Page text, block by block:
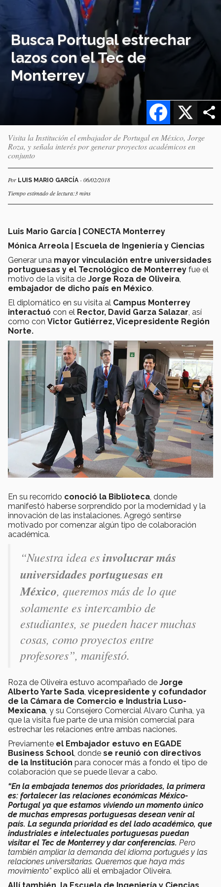
Busca Portugal estrechar
lazos con el Tec de
Monterrey
X
Facebook
Visita la Institución el embajador de Portugal en México, Jorge
Roza, y señala interés por generar proyectos académicos en
conjunto
Por LUIS MARIO GARCÍA - 06/02/2018
Tiempo estimado de lectura:3 mins
Luis Mario García | CONECTA Monterrey
Mónica Arreola | Escuela de Ingeniería y Ciencias
Generar una mayor vinculación entre universidades
portuguesas y el Tecnológico de Monterrey fue el
motivo de la visita de Jorge Roza de Oliveira
embajador de dicho país en México.
El diplomático en su visita al Campus Monterrey
interactuó con el Rector, David Garza Salazar , así
como con Victor Gutiérrez, Vicepresidente Región
Norte.
En su recorrido conoció la Biblioteca, donde
manifestó haberse sorprendido por la modernidad y la
innovación de las instalaciones. Agregó sentirse
motivado por comenzar algún tipo de colaboración
académica.
“Nuestra idea esinvolucrar más
universidades portuguesas en
México, queremos más de lo que
solamente es intercambio de
estudiantes, se pueden hacer muchas
cosas, como proyectos entre
profesores”, manifestó.
Roza de Oliveira estuvo acompañado de Jorge
Alberto Yarte Sada, vicepresidente y cofundador
de la Cámara de Comercio e Industria Luso-
Mexicana, y su Consejero Comercial Alvaro Cunha, ya
que la visita fue parte de una misión comercial para
estrechar les relaciones entre ambas naciones.
Previamente el Embajador estuvo en EGADE
Business School, donde se reunió con directivos
de la Institución para conocer más a fondo el tipo de
colaboración que se puede llevar a cabo.
“En la embajada tenemos dos prioridades, la primera
es: fortalecer las relaciones económicas México-
Portugal ya que estamos viviendo un momento único
de muchas empresas portuguesas desean venir al
país. La segunda prioridad es del lado académico, que
industriales e intelectuales portuguesas puedan
visitar el Tec de Monterrey y dar conferencias. Pero
también ampliar la demanda del idioma portugués y las
relaciones universitarias. Queremos que haya más
movimiento”explicó allí el embajador Oliveira.